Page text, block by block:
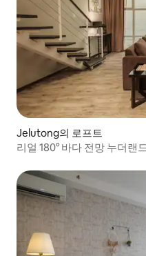
Jelutong의 로프트
리얼 180° 바다 전망 누더랜